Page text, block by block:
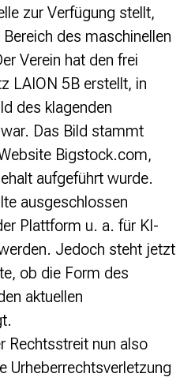
zur Verfügung stellt,
des maschinellen
Verein hat den frei
LAION 5B erstellt, in
des klagenden
Das Bild stammt
Bigstock.com,
aufgeführt wurde.
ausgeschlossen
Plattform u. a. für KI-
Jedoch steht jetzt
ob die Form des
aktuellen
Rechtsstreit nun also
Urheberrechtsverletzung